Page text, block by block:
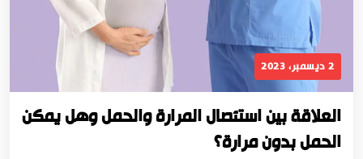
2 ديسمبر، 2023
العلاقة بين استئصال المرارة والحمل وهل يمكن
الحمل بدون مرارة؟